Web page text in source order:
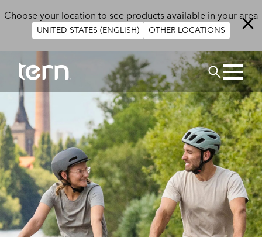
Choose your location to see products available in your area
UNITED STATES (ENGLISH) OTHER LOCATIONS
검색